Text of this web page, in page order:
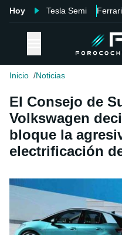
Hoy Tesla Semi Ferrari
Inicio Noticias
El Consejo de
Volkswagen
bloque la
electrificación